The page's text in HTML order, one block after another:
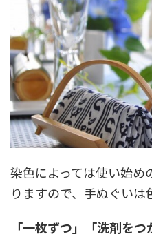
染色によっては使い始め
りますので、手ぬぐい
「一枚ずつ」「洗剤を